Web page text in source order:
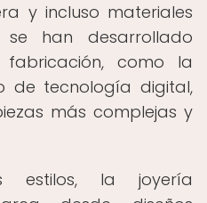
y incluso materiales
se han desarrollado
como la
de tecnología digital,
más complejas y
la joyería